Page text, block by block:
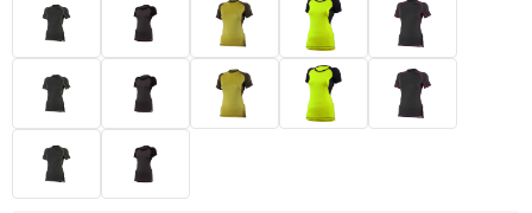
O nás
Moje objednávka